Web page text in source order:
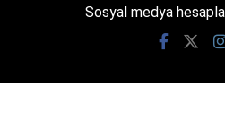
Sosyal medya